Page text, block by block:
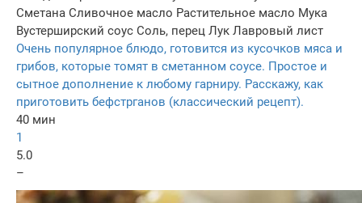
Сметана Сливочное масло Растительное масло Мука
Вустерширский соус Соль, перец Лук Лавровый лист
Очень популярное блюдо, готовится из кусочков мяса и
грибов, которые томят в сметанном соусе. Простое и
сытное дополнение к любому гарниру. Расскажу, как
приготовить бефстрганов (классический рецепт).
40 мин
1
5.0
–